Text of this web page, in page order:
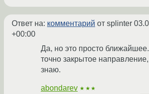
Ответ на: комментарий от splinter
+00:00
Да, но это просто
точно закрытое
знаю.
abondarev ★★★